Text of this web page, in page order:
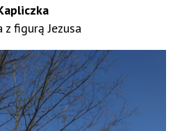
z figurą Jezusa